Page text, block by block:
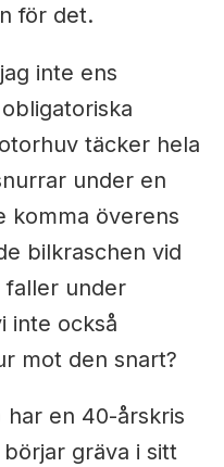
för det.
inte ens
täcker hela
under en
komma överens
bilkraschen vid
faller under
inte också
mot den snart?
har en 40-årskris
gräva i sitt